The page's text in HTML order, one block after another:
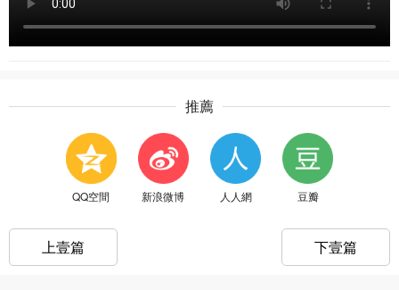
推薦
QQ空間 新浪微博 人人網 豆瓣
上壹篇 下壹篇